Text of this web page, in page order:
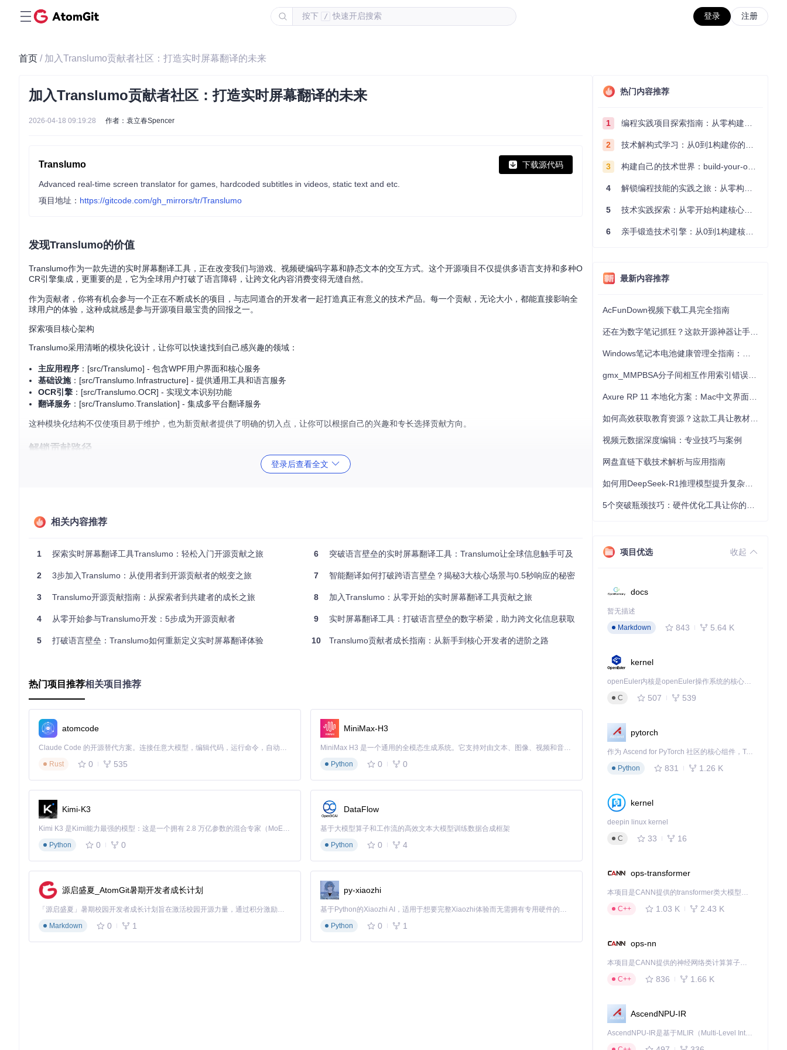
按下 / 快速开启搜索 登录 注册
首页 / 加入Translumo贡献者社区：打造实时屏幕翻译的未来
加入Translumo贡献者社区：打造实时屏幕翻译的未来
2026-04-18 09:19:28 作者：袁立春Spencer
Translumo 下载源代码
Advanced real-time screen translator for games, hardcoded subtitles in videos, static text and etc.
项目地址： https://gitcode.com/gh_mirrors/tr/Translumo
发现Translumo的价值
Translumo作为一款先进的实时屏幕翻译工具，正在改变我们与游戏、视频硬编码字幕和静态文本的交互方式。这个开源项目不仅提供多语言支持和多种O
CR引擎集成，更重要的是，它为全球用户打破了语言障碍，让跨文化内容消费变得无缝自然。
作为贡献者，你将有机会参与一个正在不断成长的项目，与志同道合的开发者一起打造真正有意义的技术产品。每一个贡献，无论大小，都能直接影响全
球用户的体验，这种成就感是参与开源项目最宝贵的回报之一。
探索项目核心架构
Translumo采用清晰的模块化设计，让你可以快速找到自己感兴趣的领域：
主应用程序 ：[src/Translumo] - 包含WPF用户界面和核心服务
基础设施：[src/Translumo.Infrastructure] - 提供通用工具和语言服务
OCR引擎 ：[src/Translumo.OCR] - 实现文本识别功能
翻译服务 ：[src/Translumo.Translation] - 集成多平台翻译服务
这种模块化结构不仅使项目易于维护，也为新贡献者提供了明确的切入点，让你可以根据自己的兴趣和专长选择贡献方向。
解锁贡献路径
选择适合你的贡献方向
Translumo提供多种贡献途径，总有一个适合你：
功能测试：测试现有功能，报告bug，提供用户体验改进建议
文档完善：编写使用教程，补充API文档，更新贡献指南
代码贡献：参与OCR引擎优化、翻译服务扩展或用户界面改进
不要担心自己没有足够的经验。社区成员会提供指导和支持，帮助你顺利完成贡献。
提交你的首次改进
创建一个新的分支进行开发
专注于单一功能或修复，保持提交的简洁性
编写清晰的提交信息，描述你的修改内容
创建Pull Request，详细说明你的贡献
每次提交都是学习和成长的机会。即使是小的改进，如修复拼写错误或改进注释，也会受到社区的欢迎和感谢。
构建参与信心
登录后查看全文
相关内容推荐
1 探索实时屏幕翻译工具Translumo：轻松入门开源贡献之旅
2 3步加入Translumo：从使用者到开源贡献者的蜕变之旅
3 Translumo开源贡献指南：从探索者到共建者的成长之旅
4 从零开始参与Translumo开发：5步成为开源贡献者
5 打破语言壁垒：Translumo如何重新定义实时屏幕翻译体验
6 突破语言壁垒的实时屏幕翻译工具：Translumo让全球信息触手可及
7 智能翻译如何打破跨语言壁垒？揭秘3大核心场景与0.5秒响应的秘密
8 加入Translumo：从零开始的实时屏幕翻译工具贡献之旅
9 实时屏幕翻译工具：打破语言壁垒的数字桥梁，助力跨文化信息获取
10 Translumo贡献者成长指南：从新手到核心开发者的进阶之路
热门项目推荐相关项目推荐
atomcode
Claude Code 的开源替代方案。连接任意大模型，编辑代码，运行命令，自动验证 — 全自动执行。用 Rust 构建，极致性能。 ｜ An open-source alternative to Claude Code. Connect any LLM, edit code, run commands, and verify changes — autonomously. Built in Rust for speed. Get Started
Rust
0 535
MiniMax-H3
MiniMax H3 是一个通用的全模态生成系统。它支持对由文本、图像、视频和音频组成的多模态上下文进行统一理解，并能生成分辨率高达 2K、时长可达 15 秒的带原生立体声音频的视频。得益于面向任务泛化的系统设计，H3 在预训练阶段就已具备广泛的多模态上下文理解与生成能力，能够出色地执行复杂的多模态指令。
Python
0 0
Kimi-K3
Kimi K3 是Kimi能力最强的模型：这是一个拥有 2.8 万亿参数的混合专家（MoE）模型，具备原生视觉理解能力，并支持 100 万 token 的上下文窗口。
Python
0 0
DataFlow
基于大模型算子和工作流的高效文本大模型训练数据合成框架
Python
0 4
源启盛夏_AtomGit暑期开发者成长计划
「源启盛夏」暑期校园开发者成长计划旨在激活校园开源力量，通过积分激励、认证扶持、资源倾斜等形式，引导高校组织和开发者完成「入驻 — 建项目 — 做贡献 — 获认证 — 得资源」的完整闭环。无论你是想带领社团入驻平台的组织者，还是希望用代码贡献证明自己的开发者，都能在这里找到属于你的成长路径。
Markdown
0 1
py-xiaozhi
基于Python的Xiaozhi AI，适用于想要完整Xiaozhi体验而无需拥有专用硬件的用户。
Python
0 1
热门内容推荐
1 编程实践项目探索指南：从零构建技术能力体系
2 技术解构式学习：从0到1构建你的编程知识体系
3 构建自己的技术世界：build-your-own-x项目的实践探索指南
4 解锁编程技能的实践之旅：从零构建你的技术世界
5 技术实践探索：从零开始构建核心系统的实践指南
6 亲手锻造技术引擎：从0到1构建核心系统的实践指南
最新内容推荐
AcFunDown视频下载工具完全指南
视频元数据深度编辑：专业技巧与案例
网盘直链下载技术解析与应用指南
项目优选 收起
docs
暂无描述
Markdown
843 5.64 K
kernel
openEuler内核是openEuler操作系统的核心，既是系统性能与稳定性的基石，也是连接处理器、设备与服务的桥梁。
C
507 539
pytorch
作为 Ascend for PyTorch 社区的核心组件，TorchNPU 是昇腾专为 PyTorch 打造的深度学习适配插件，使 PyTorch 框架能够直接调用昇腾 NPU，为开发者提供昇腾 AI 处理器的超强算力。
Python
831 1.26 K
kernel
deepin linux kernel
C
33 16
ops-transformer
本项目是CANN提供的transformer类大模型算子库，实现网络在NPU上加速计算。
C++
1.03 K 2.43 K
ops-nn
本项目是CANN提供的神经网络类计算算子库，实现网络在NPU上加速计算。
C++
836 1.66 K
AscendNPU-IR
AscendNPU-IR是基于MLIR（Multi-Level Intermediate Representation）构建的，面向昇腾亲和算子编译时使用的中间表示，提供昇腾完备表达能力，通过编译优化提升昇腾AI处理器计算效率，支持通过生态框架使能昇腾AI处理器与深度调优